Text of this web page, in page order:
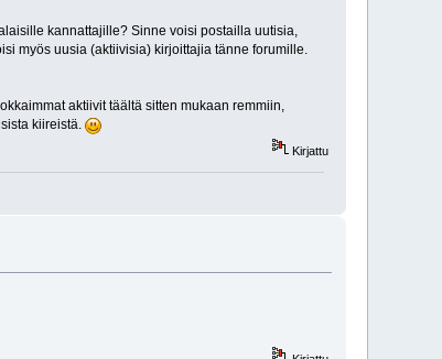
kannattajille? Sinne voisi postailla uutisia,
myös uusia (aktiivisia) kirjoittajia tänne forumille.
aktiivit täältä sitten mukaan remmiin,
kiireistä.
Kirjattu